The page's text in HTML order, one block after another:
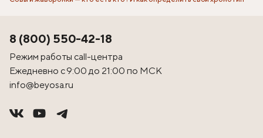
8 (800) 550-42-18
Режим работы call-центра
Ежедневно с 9:00 до 21:00 по МСК
info@beyosa.ru